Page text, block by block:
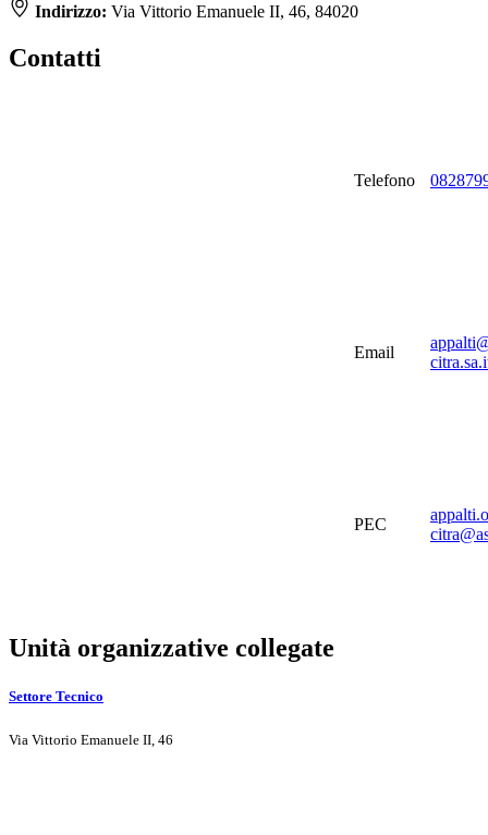
Indirizzo: Via Vittorio Emanuele II, 46, 84020
Contatti
Telefono
Email
PEC
Unità organizzative collegate
Settore Tecnico
Via Vittorio Emanuele II, 46